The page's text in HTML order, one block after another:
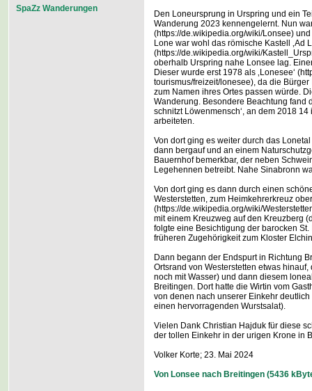
SpaZz Wanderungen
Den Loneursprung in Urspring und ein
Wanderung 2023 kennengelernt. Nun
(https://de.wikipedia.org/wiki/Lonsee)
Lone war wohl das römische Kastell ‚Ad
(https://de.wikipedia.org/wiki/
oberhalb Urspring nahe Lonsee lag.
Dieser wurde erst 1978 als ‚Lonesee‘
tourismus/freizeit/lonesee), da die
zum Namen ihres Ortes passen würde.
Wanderung. Besondere Beachtung fand
schnitzt Löwenmensch‘, an dem 2018
arbeiteten.
Von dort ging es weiter durch das
dann bergauf und an einem
Bauernhof bemerkbar, der neben
Legehennen betreibt. Nahe Sinabronn
Von dort ging es dann durch einen
Westerstetten, zum Heimkehrerkreuz
(https://de.wikipedia.org/wiki/
mit einem Kreuzweg auf den Kreuzberg
folgte eine Besichtigung der barocken
früheren Zugehörigkeit zum Kloster
Dann begann der Endspurt in Richtung
Ortsrand von Westerstetten etwas
noch mit Wasser) und dann diesem
Breitingen. Dort hatte die Wirtin vom
von denen nach unserer Einkehr
einen hervorragenden Wurstsalat).
Vielen Dank Christian Hajduk für diese
der tollen Einkehr in der urigen Krone in
Volker Korte; 23. Mai 2024
Von Lonsee nach Breitingen (5436